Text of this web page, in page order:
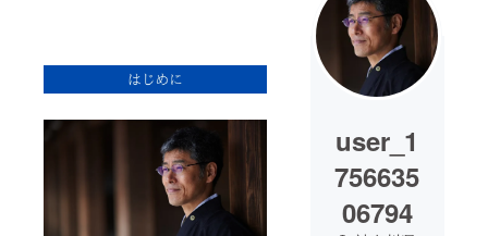
user_1
756635
06794